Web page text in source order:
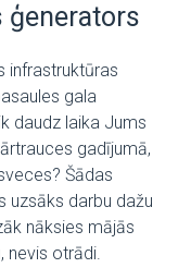
ģenerators
infrastruktūras
gala
daudz laika Jums
gadījumā,
Šādas
uzsāks darbu dažu
nāksies mājās
nevis otrādi.